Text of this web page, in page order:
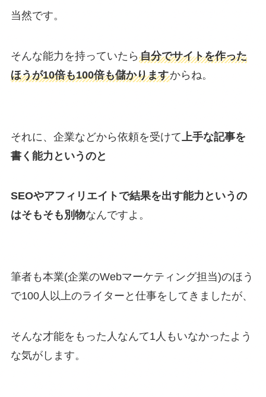
当然です。
そんな能力を持っていたら 自分でサイトを作った
ほうが10倍も100倍も儲かりますからね。
それに、企業などから依頼を受けて 上手な記事を
書く能力というのと
SEOやアフィリエイトで結果を出す能力というの
はそもそも別物なんですよ。
筆者も本業(企業のWebマーケティング担当)のほう
で100人以上のライターと仕事をしてきましたが、
そんな才能をもった人なんて1人もいなかったよう
な気がします。